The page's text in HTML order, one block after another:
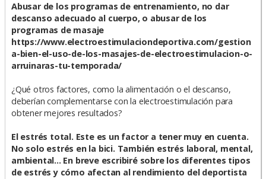
Abusar de los programas de entrenamiento, no dar
descanso adecuado al cuerpo, o abusar de los
programas de masaje
https://www.electroestimulaciondeportiva.com/gestion
a-bien-el-uso-de-los-masajes-de-electroestimulacion-o-
arruinaras-tu-temporada/
¿Qué otros factores, como la alimentación o el descanso,
deberían complementarse con la electroestimulación para
obtener mejores resultados?
El estrés total. Este es un factor a tener muy en cuenta.
No solo estrés en la bici. También estrés laboral, mental,
ambiental... En breve escribiré sobre los diferentes tipos
de estrés y cómo afectan al rendimiento del deportista